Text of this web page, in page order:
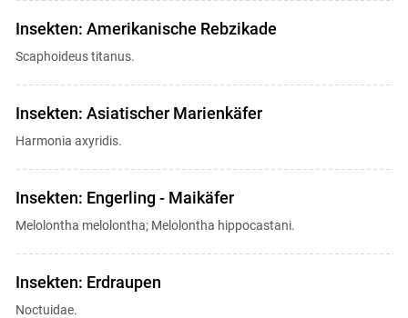
Insekten: Amerikanische Rebzikade
Scaphoideus titanus.
Insekten: Asiatischer Marienkäfer
Harmonia axyridis.
Insekten: Engerling - Maikäfer
Melolontha melolontha; Melolontha hippocastani.
Insekten: Erdraupen
Noctuidae.